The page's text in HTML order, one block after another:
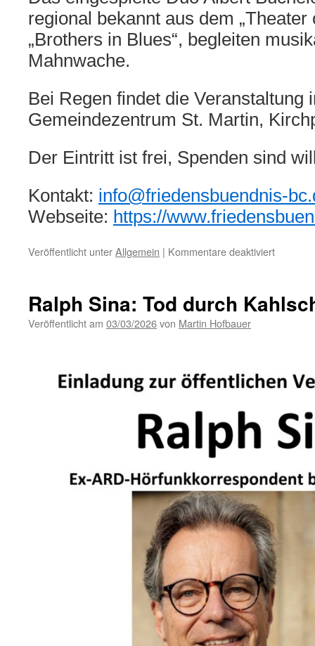
regional bekannt aus dem „Theater
„Brothers in Blues“, begleiten
Mahnwache.
Bei Regen findet die Veranstaltung
Gemeindezentrum St. Martin,
Der Eintritt ist frei, Spenden sind
Kontakt: info@friedensbuendnis-
Webseite: https://
Veröffentlicht unterAllgemein | Kommentare deaktiviertfür
Ralph Sina: Tod durch
Veröffentlicht am 03/03/2026von Martin Hofbauer